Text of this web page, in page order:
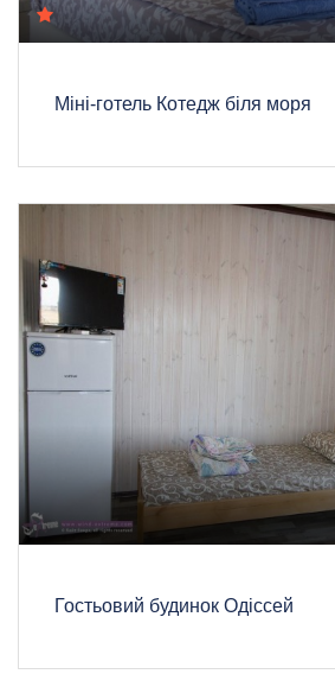
Міні-готель Котедж біля моря
Гостьовий будинок Одіссей